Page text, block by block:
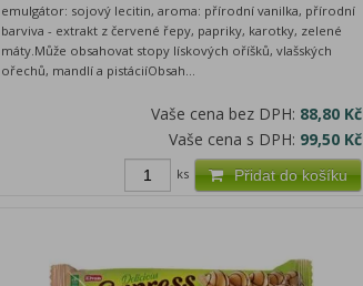
emulgátor: sojový lecitin, aroma: přírodní vanilka, přírodní
barviva - extrakt z červené řepy, papriky, karotky, zelené
máty.Může obsahovat stopy lískových oříšků, vlašských
ořechů, mandlí a pistáciíObsah...
Vaše cena bez DPH: 88,80 Kč
Vaše cena s DPH: 99,50 Kč
Přidat do košíku
ks